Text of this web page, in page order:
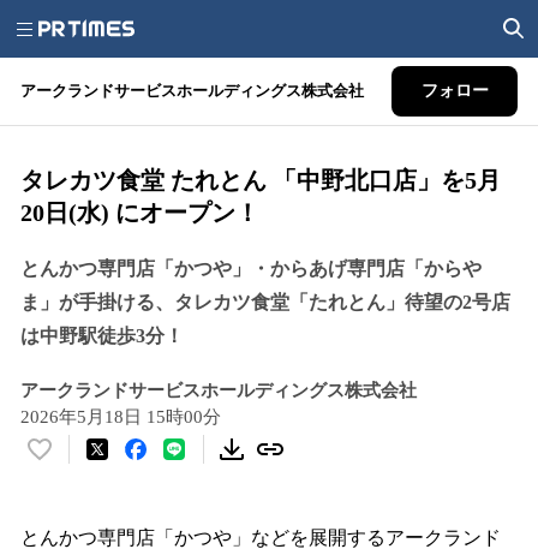
アークランドサービスホールディングス株式会社 フォロー
タレカツ食堂 たれとん 「中野北口店」を5月
20日(水) にオープン！
とんかつ専門店「かつや」・からあげ専門店「からや
ま」が手掛ける、タレカツ食堂「たれとん」待望の2号店
は中野駅徒歩3分！
アークランドサービスホールディングス株式会社
2026年5月18日 15時00分
い
！
とんかつ専⾨店「かつや」などを展開するアークランド